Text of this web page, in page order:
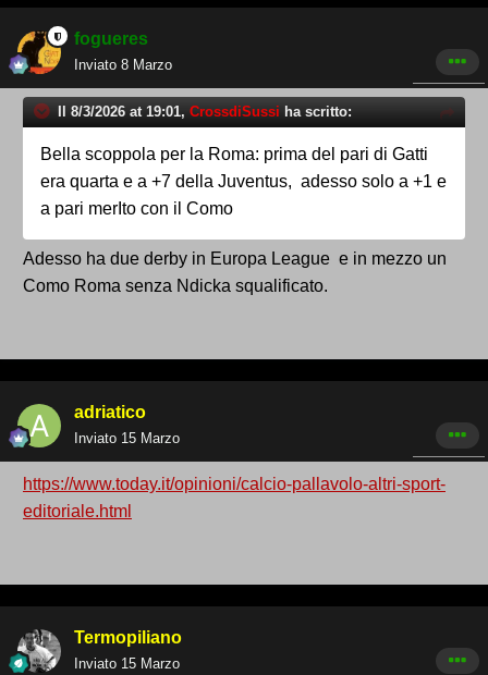
fogueres
Inviato 8 Marzo
Il 8/3/2026 at 19:01, CrossdiSussi ha scritto:
Bella scoppola per la Roma: prima del pari di Gatti
era quarta e a +7 della Juventus, adesso solo a +1 e
a pari merIto con il Como
Adesso ha due derby in Europa League e in mezzo un
Como Roma senza Ndicka squalificato.
adriatico
Inviato 15 Marzo
https://www.today.it/opinioni/calcio-pallavolo-altri-sport-
editoriale.html
Termopiliano
Inviato 15 Marzo